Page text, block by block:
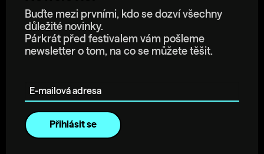
Buďte mezi prvními, kdo se dozví všechny
důležité novinky.
Párkrát před festivalem vám pošleme
newsletter o tom, na co se můžete těšit.